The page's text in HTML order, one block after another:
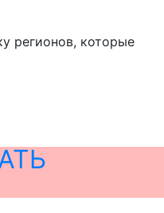
регионов, которые